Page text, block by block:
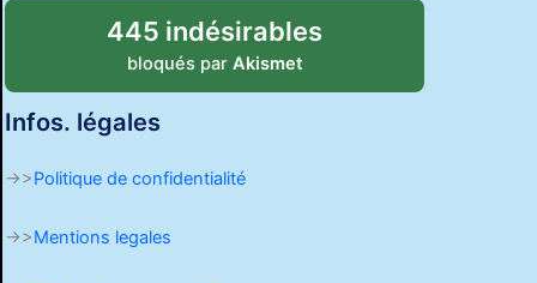
445 indésirables
bloqués par Akismet
Infos. légales
->>Politique de confidentialité
->>Mentions legales